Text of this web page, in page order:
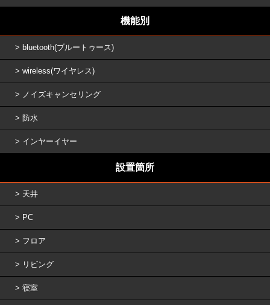
機能別
bluetooth(ブルートゥース)
wireless(ワイヤレス)
ノイズキャンセリング
防水
インヤーイヤー
設置箇所
天井
PC
フロア
リビング
寝室